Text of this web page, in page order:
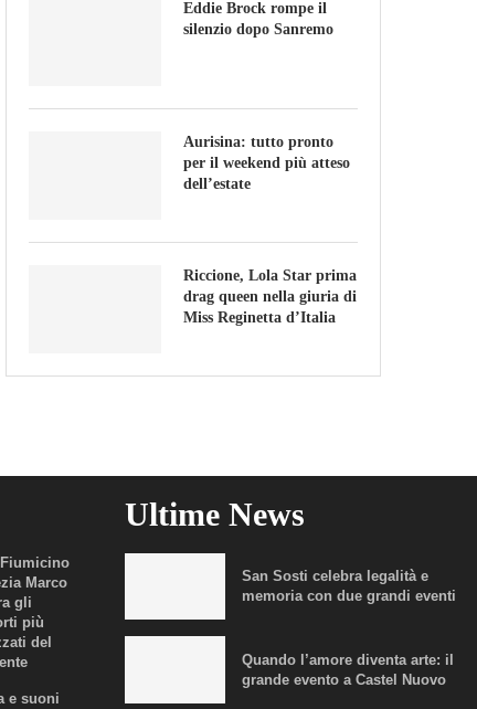
Eddie Brock rompe il
silenzio dopo Sanremo
Aurisina: tutto pronto
per il weekend più atteso
dell’estate
Riccione, Lola Star prima
drag queen nella giuria di
Miss Reginetta d’Italia
Fiumicino
Marco
gli
più
del
e suoni
Ultime News
San Sosti celebra legalità e
memoria con due grandi eventi
Quando l’amore diventa arte: il
grande evento a Castel Nuovo